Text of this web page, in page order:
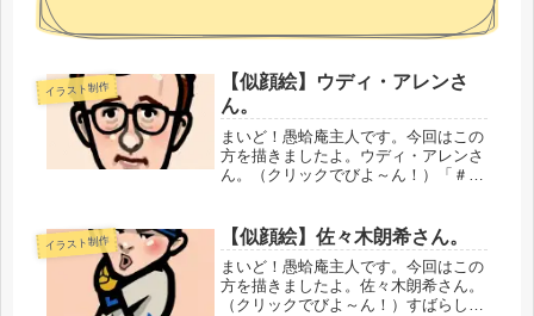
イラスト制作
【似顔絵】ウディ・アレンさ
ん。
まいど！愚蛤庵主人です。今回はこの
方を描きましたよ。ウディ・アレンさ
ん。（クリックでびよ～ん！）「＃
のノミネート回数は史上最多で、アカ
デミー賞の受賞者でもあります。セ
ク...
イラスト制作 【似顔絵】佐々木朗希さん。
まいど！愚蛤庵主人です。今回はこの
方を描きましたよ。佐々木朗希さん。
（クリックでびよ～ん！）すばらしい